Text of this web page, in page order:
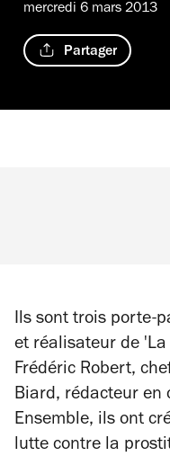
mercredi 6 mars 2013
Partager
Ils sont trois porte-
et réalisateur de
Frédéric Robert,
Biard, rédacteur en
Ensemble, ils ont
lutte contre la